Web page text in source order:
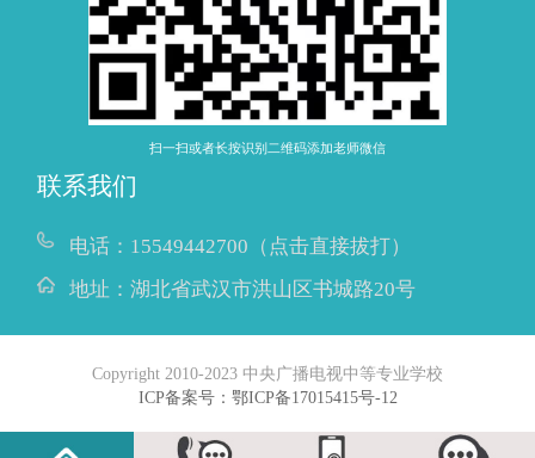
扫一扫或者长按识别二维码添加老师微信
联系我们
电话： 15549442700（点击直接拔打）
地址： 湖北省武汉市洪山区书城路20号
Copyright 2010-2023 中央广播电视中等专业学校
ICP备案号：鄂ICP备17015415号-12